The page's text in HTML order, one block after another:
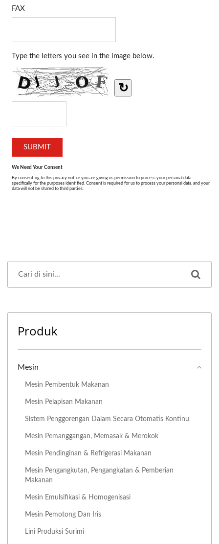
Produk
Mesin
Mesin Pembentuk Makanan
Mesin Pelapisan Makanan
Sistem Penggorengan Dalam Secara Otomatis Kontinu
Mesin Pemanggangan, Memasak & Merokok
Mesin Pendinginan & Refrigerasi Makanan
Mesin Pengangkutan, Pengangkatan & Pemberian
Makanan
Mesin Emulsifikasi & Homogenisasi
Mesin Pemotong Dan Iris
Lini Produksi Surimi